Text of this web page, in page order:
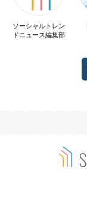
ソーシャルトレン
ドニュース編集部